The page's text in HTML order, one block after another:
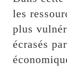
les
plus
écrasés